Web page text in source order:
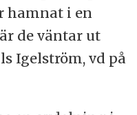
hamnat i en
de väntar ut
Igelström, vd på